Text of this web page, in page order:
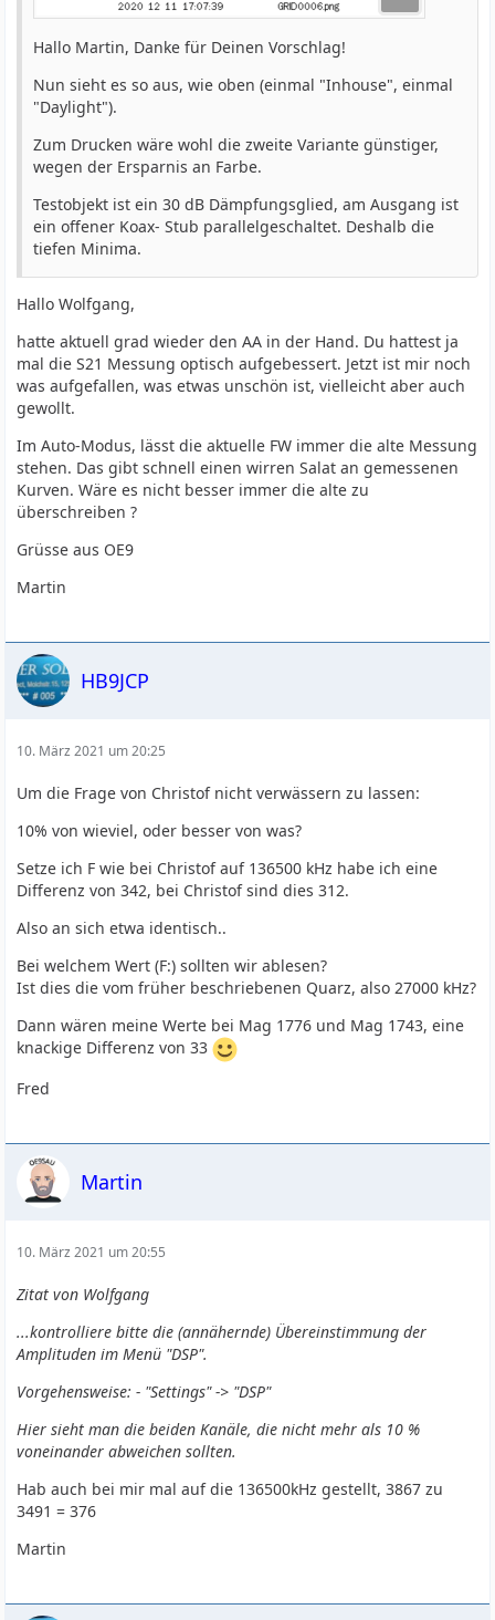
Hallo Martin, Danke für Deinen Vorschlag!
Nun sieht es so aus, wie oben (einmal "Inhouse", einmal
"Daylight").
Zum Drucken wäre wohl die zweite Variante günstiger,
wegen der Ersparnis an Farbe.
Testobjekt ist ein 30 dB Dämpfungsglied, am Ausgang ist
ein offener Koax- Stub parallelgeschaltet. Deshalb die
tiefen Minima.
Hallo Wolfgang,
hatte aktuell grad wieder den AA in der Hand. Du hattest ja
mal die S21 Messung optisch aufgebessert. Jetzt ist mir noch
was aufgefallen, was etwas unschön ist, vielleicht aber auch
gewollt.
Im Auto-Modus, lässt die aktuelle FW immer die alte Messung
stehen. Das gibt schnell einen wirren Salat an gemessenen
Kurven. Wäre es nicht besser immer die alte zu
überschreiben ?
Grüsse aus OE9
Martin
HB9JCP
10. März 2021 um 20:25
Um die Frage von Christof nicht verwässern zu lassen:
10% von wieviel, oder besser von was?
Setze ich F wie bei Christof auf 136500 kHz habe ich eine
Differenz von 342, bei Christof sind dies 312.
Also an sich etwa identisch..
Bei welchem Wert (F:) sollten wir ablesen?
Ist dies die vom früher beschriebenen Quarz, also 27000 kHz?
Dann wären meine Werte bei Mag 1776 und Mag 1743, eine
knackige Differenz von 33
Fred
Martin
10. März 2021 um 20:55
Zitat von Wolfgang
...kontrolliere bitte die (annähernde) Übereinstimmung der
Amplituden im Menü "DSP".
Vorgehensweise: - "Settings" -> "DSP"
Hier sieht man die beiden Kanäle, die nicht mehr als 10 %
voneinander abweichen sollten.
Hab auch bei mir mal auf die 136500kHz gestellt, 3867 zu
3491 = 376
Martin